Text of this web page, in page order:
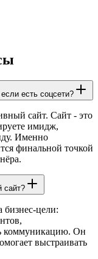
есть соцсети?
сайт. Сайт - это
имидж,
Именно
финальной точкой
сайт?
бизнес-цели:
коммуникацию. Он
выстраивать